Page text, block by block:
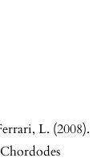
L. (2008).